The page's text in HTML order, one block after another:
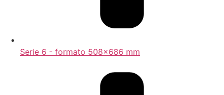
Serie 6 - formato 508x686 mm